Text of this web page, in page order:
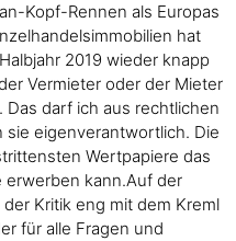
Kopf-Rennen als Europas
hat
2019 wieder knapp
Vermieter oder der Mieter
darf ich aus rechtlichen
sie eigenverantwortlich. Die
Wertpapiere das
erwerben kann.Auf der
Kritik eng mit dem Kreml
für alle Fragen und